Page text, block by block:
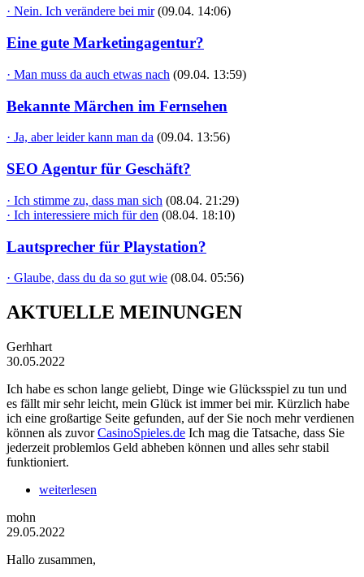
· Nein. Ich verändere bei mir (09.04. 14:06)
Eine gute Marketingagentur?
· Man muss da auch etwas nach (09.04. 13:59)
Bekannte Märchen im Fernsehen
· Ja, aber leider kann man da (09.04. 13:56)
SEO Agentur für Geschäft?
· Ich stimme zu, dass man sich (08.04. 21:29)
· Ich interessiere mich für den (08.04. 18:10)
Lautsprecher für Playstation?
· Glaube, dass du da so gut wie (08.04. 05:56)
AKTUELLE MEINUNGEN
Gerhhart
30.05.2022
Ich habe es schon lange geliebt, Dinge wie Glücksspiel zu tun und
es fällt mir sehr leicht, mein Glück ist immer bei mir. Kürzlich habe
ich eine großartige Seite gefunden, auf der Sie noch mehr verdienen
können als zuvorCasinoSpieles.de Ich mag die Tatsache, dass Sie
jederzeit problemlos Geld abheben können und alles sehr stabil
funktioniert.
weiterlesen
mohn
29.05.2022
Hallo zusammen,